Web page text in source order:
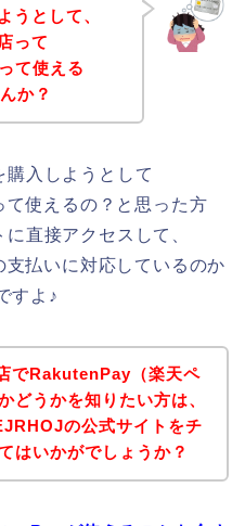
うとして、
って
て使える
か？
入しようとして
使えるの？と思った方
直接アクセスして、
払いに対応しているのか
すよ♪
でRakutenPay（楽天ペ
どうかを知りたい方は、
の公式サイトをチ
はいかがでしょうか？